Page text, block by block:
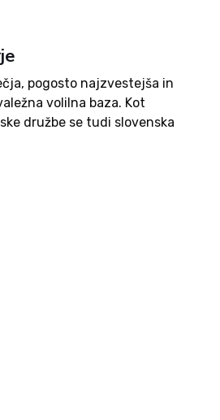
pogosto najzvestejša in
volilna baza. Kot
družbe se tudi slovenska
Lani se jih je na žalost rodilo